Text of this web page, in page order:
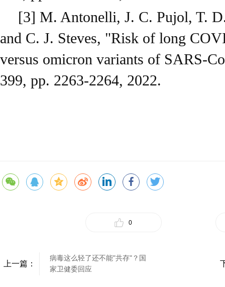
[3] M. Antonelli, J. C. Pujol, T.
and C. J. Steves, "Risk of long
versus omicron variants of SARS-
399, pp. 2263-2264, 2022.
0
上一篇：
病毒这么轻了还不能"共存"？国
家卫健委回应